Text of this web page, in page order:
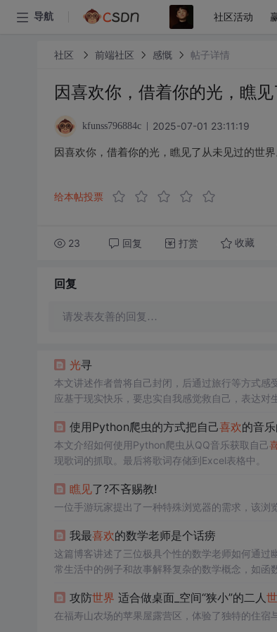
导航 社区活动
社区 前端社区 感慨 帖子详情
因喜欢你，借着你的光，瞧见
kfunss796884c 2025-07-01 23:11:19
因喜欢你，借着你的光，瞧见了从未见过的世界
给本帖投票
23 回复 打赏 收藏
回复
请发表友善的回复…
光寻
本文讲述作者曾将自己封闭，后通过旅行等方式感
应基于现实快乐，要忠实自我感觉救自己，表达对
使用Python爬虫的方式把自己喜欢的音
本文介绍如何使用Python爬虫从QQ音乐获取自己
现歌词的抓取。最后将歌词存储到Excel表格中。
瞧见了?不吝赐教!
一位手游玩家提出了一种特殊浏览器的需求，该浏
我最喜欢的数学老师是个话痨
这篇博客讲述了三位极具个性的数学老师如何通
常生活中的例子和故事解释复杂的数学概念，如函
攻防世界 适合做桌面_空间“狭小”的二人
在福寿山农场的苹果屋露营区，体验了独特的住宿